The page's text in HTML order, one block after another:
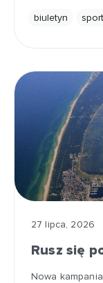
biuletyn
27 lipca, 2026
Rusz się
Nowa